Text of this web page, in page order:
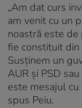
„Am dat curs
am venit cu un
noastră este de
fie constituit
Susţinem un
AUR şi PSD
este mesajul cu
spus Peiu.